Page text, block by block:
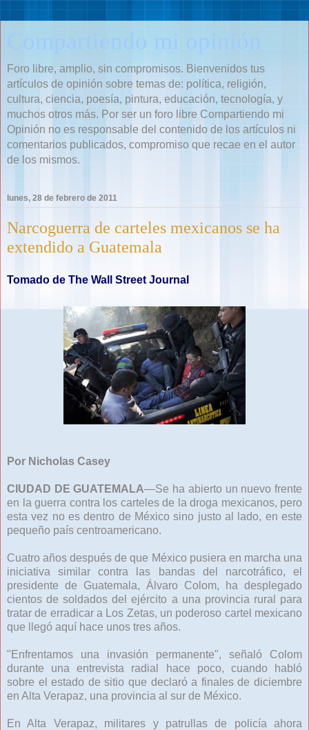
Compartiendo mi opinión
Foro libre, amplio, sin compromisos. Bienvenidos tus
artículos de opinión sobre temas de: política, religión,
cultura, ciencia, poesía, pintura, educación, tecnología, y
muchos otros más. Por ser un foro libre Compartiendo mi
Opinión no es responsable del contenido de los artículos ni
comentarios publicados, compromiso que recae en el autor
de los mismos.
lunes, 28 de febrero de 2011
Narcoguerra de carteles mexicanos se ha
extendido a Guatemala
Tomado de The Wall Street Journal
Por Nicholas Casey
CIUDAD DE GUATEMALA—Se ha abierto un nuevo frente
en la guerra contra los carteles de la droga mexicanos, pero
esta vez no es dentro de México sino justo al lado, en este
pequeño país centroamericano.
Cuatro años después de que México pusiera en marcha una
iniciativa similar contra las bandas del narcotráfico, el
presidente de Guatemala, Álvaro Colom, ha desplegado
cientos de soldados del ejército a una provincia rural para
tratar de erradicar a Los Zetas, un poderoso cartel mexicano
que llegó aquí hace unos tres años.
"Enfrentamos una invasión permanente", señaló Colom
durante una entrevista radial hace poco, cuando habló
sobre el estado de sitio que declaró a finales de diciembre
en Alta Verapaz, una provincia al sur de México.
En Alta Verapaz, militares y patrullas de policía ahora